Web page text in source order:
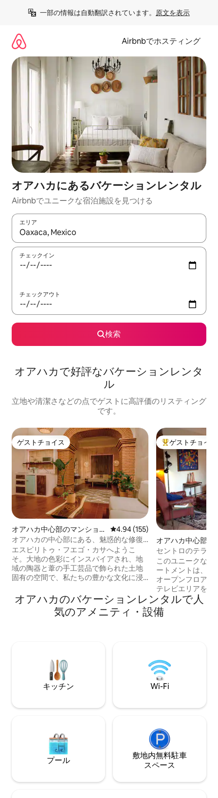
一部の情報は自動翻訳されています。 原文を表示
Airbnbでホスティング
オアハカにあるバケーションレンタル
Airbnbでユニークな宿泊施設を見つける
エリア
検索結果が表示されたら、上下の矢印キーを使って移動するか
チェックイン
チェックアウト
検索
オアハカで好評なバケーションレンタ
ル
立地や清潔さなどの点でゲストに高評価のリスティング
です。
ゲストチョイス
ゲストチョイス
オアハカ中心部のマンショ
ン・アパート
レビュー155件、5つ星中4.94つ
4.94 (155)
オアハカの中心部にある、魅惑的な修復
済みの家、KSベッド/エアコン
エスピリトゥ・フエゴ・カサへようこ
そ。大地の色彩にインスパイアされ、地
域の陶器と葦の手工芸品で飾られた土地
固有の空間で、私たちの豊かな文化に浸
ム、フルバスルーム、リビングルーム、
ダイニングルーム、キッチンで構成され
た広々とした相互接続された宿泊施設を
た、必要なものがすべて揃っているの
で、お気に入りの食べ物を作ることがで
きます。また、市場の食材を使って伝統
的な料理を作ってみてはいかがでしょう
たさまざまな種類の粘土の絶妙な陶器を
織られた美しい葦のランプと、それを生
き生きとしたものにする植物で飾られた
広々とした部屋をデザインしました。 こ
の部屋は、休憩、読書、楽しい会話、そ
のに最適です。 奥には、美しいオアハカ
大好評のゲスト
ゲストチョイス
オアハカ中心部の
セントロのテラス
このユニークなプ
ートメントは、の
オープンフロア
テレビエリアを備
えたワンベッドル
ベッドルームには
ルベッドがありま
ニカル・ガーデン
ます。 このアパートはオアハカの歴史的
な中心部にあり、
公園、ギャラリー
スは、朝のコーヒ
モックでシエスタ
つろいだりしなが
ください。 バイリンガル（英語/スペイン
語）のオーナー/
て、質問に答えた
お手伝いします。
オアハカのバケーションレンタルで人
気のアメニティ・設備
キッチン Wi-Fi
プール
敷地内無料駐⁠車
ス⁠ペ⁠ー⁠ス